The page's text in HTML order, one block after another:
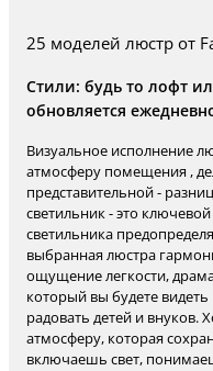
25 моделей люстр от
Стили: будь то лофт
обновляется
Визуальное исполнение
атмосферу помещения ,
представительной -
светильник - это
светильника
выбранная люстра
ощущение легкости,
который вы будете
радовать детей и внуков.
атмосферу, которая
включаешь свет,